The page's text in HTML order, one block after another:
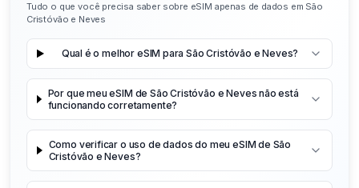
Tudo o que você precisa saber sobre eSIM apenas de dados em São
Cristóvão e Neves
Qual é o melhor eSIM para São Cristóvão e Neves?
Por que meu eSIM de São Cristóvão e Neves não está
funcionando corretamente?
Como verificar o uso de dados do meu eSIM de São
Cristóvão e Neves?